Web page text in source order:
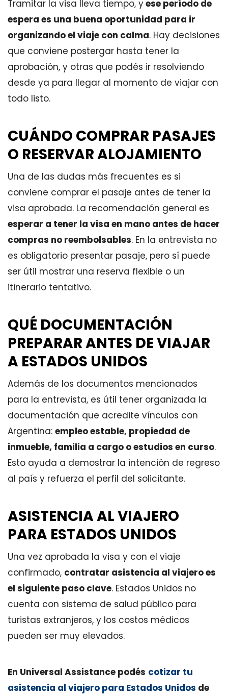
Tramitar la visa lleva tiempo, yese período de
espera es una buena oportunidad para ir
organizando el viaje con calma. Hay decisiones
que conviene postergar hasta tener la
aprobación, y otras que podés ir resolviendo
desde ya para llegar al momento de viajar con
todo listo.
CUÁNDO COMPRAR PASAJES
O RESERVAR ALOJAMIENTO
Una de las dudas más frecuentes es si
conviene comprar el pasaje antes de tener la
visa aprobada. La recomendación general es
esperar a tener la visa en mano antes de hacer
compras no reembolsables. En la entrevista no
es obligatorio presentar pasaje, pero sí puede
ser útil mostrar una reserva flexible o un
itinerario tentativo.
QUÉ DOCUMENTACIÓN
PREPARAR ANTES DE VIAJAR
A ESTADOS UNIDOS
Además de los documentos mencionados
para la entrevista, es útil tener organizada la
documentación que acredite vínculos con
Argentina: empleo estable, propiedad de
inmueble, familia a cargo o estudios en curso.
Esto ayuda a demostrar la intención de regreso
al país y refuerza el perfil del solicitante.
ASISTENCIA AL VIAJERO
PARA ESTADOS UNIDOS
Una vez aprobada la visa y con el viaje
confirmado, contratar asistencia al viajero es
el siguiente paso clave. Estados Unidos no
cuenta con sistema de salud público para
turistas extranjeros, y los costos médicos
pueden ser muy elevados.
En Universal Assistance podés cotizar tu
asistencia al viajero para Estados Unidos de